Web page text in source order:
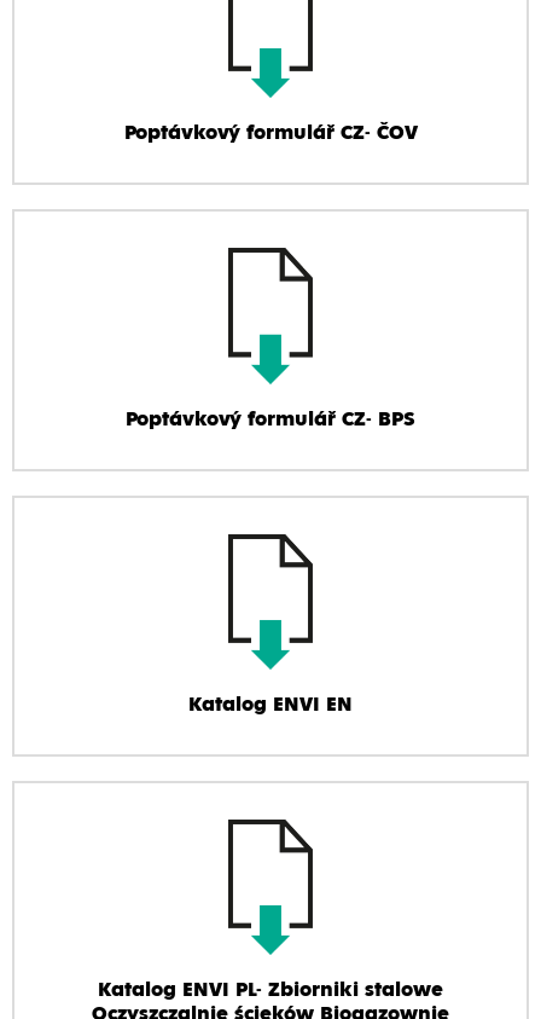
Poptávkový formulář CZ- ČOV
Poptávkový formulář CZ- BPS
Katalog ENVI EN
Katalog ENVI PL- Zbiorniki stalowe